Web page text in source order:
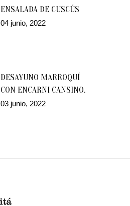
ENSALADA DE CUSCÚS
04 junio, 2022
DESAYUNO MARROQUÍ
CON ENCARNI CANSINO.
03 junio, 2022